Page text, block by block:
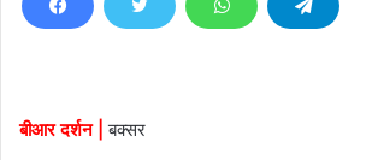
बीआर दर्शन | बक्सर